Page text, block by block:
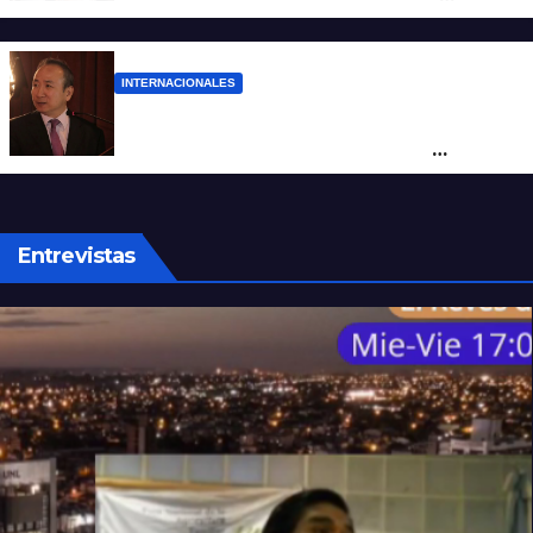
reclamó condenas internacionales
INTERNACIONALES
“obstrucción”
Entrevistas